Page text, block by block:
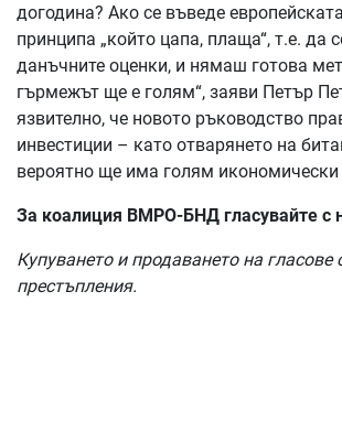
догодина? Ако се въведе
принципа „който цапа, плаща“, т.е. да
данъчните оценки, и нямаш готова
гърмежът ще е голям“, заяви Петър
язвително, че новото ръководство
инвестиции – като отварянето на
вероятно ще има голям икономически
За коалиция ВМРО-БНД гласувайте с
Купуването и продаването на гласове
престъпления.